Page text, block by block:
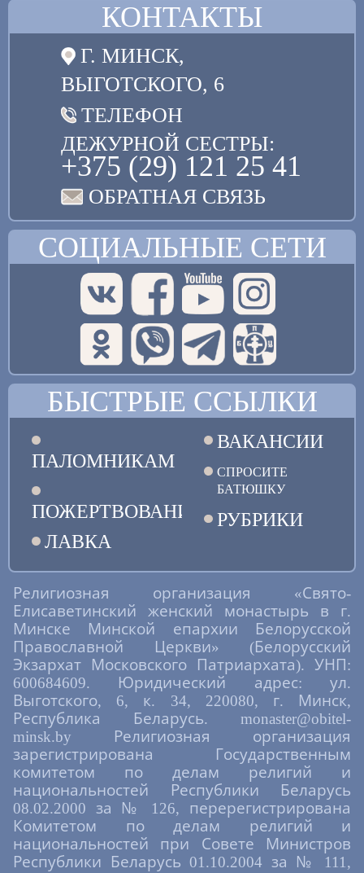
КОНТАКТЫ
Г. МИНСК,
ВЫГОТСКОГО, 6
ТЕЛЕФОН
ДЕЖУРНОЙ СЕСТРЫ:
+375 (29) 121 25 41
ОБРАТНАЯ СВЯЗЬ
СОЦИАЛЬНЫЕ СЕТИ
БЫСТРЫЕ ССЫЛКИ
ПАЛОМНИКАМ
ПОЖЕРТВОВАНИЯ
ЛАВКА
ВАКАНСИИ
СПРОСИТЕ
БАТЮШКУ
РУБРИКИ
Религиозная организация «Свято-
Елисаветинский женский монастырь в г.
Минске Минской епархии Белорусской
Православной Церкви» (Белорусский
Экзархат Московского Патриархата). УНП:
600684609. Юридический адрес: ул.
Выготского, 6, к. 34, 220080, г. Минск,
Республика Беларусь. monaster@obitel-
minsk.by Религиозная организация
зарегистрирована Государственным
комитетом по делам религий и
национальностей Республики Беларусь
08.02.2000 за № 126, перерегистрирована
Комитетом по делам религий и
национальностей при Совете Министров
Республики Беларусь 01.10.2004 за № 111,